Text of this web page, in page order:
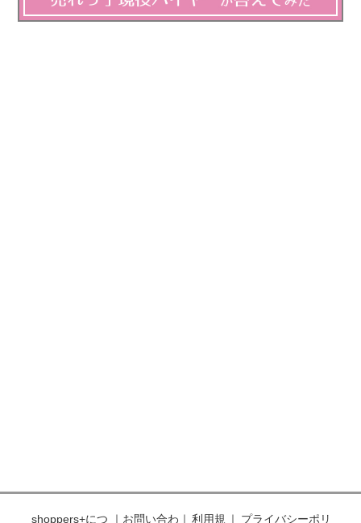
shoppers+につ ｜ お問い合わ ｜ 利用規 ｜ プライバシーポリ